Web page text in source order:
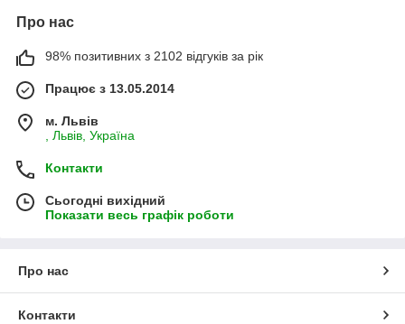
Про нас
98% позитивних з 2102 відгуків за рік
Працює з 13.05.2014
м. Львів
, Львів, Україна
Контакти
Сьогодні вихідний
Показати весь графік роботи
Про нас
Контакти